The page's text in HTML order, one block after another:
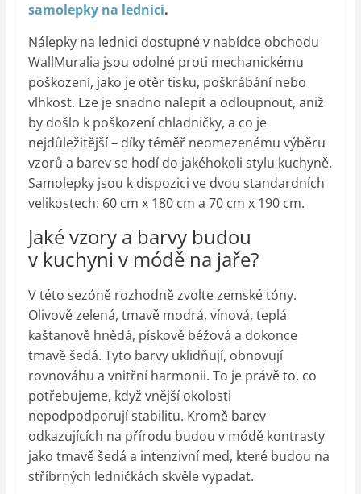
samolepky na lednici.
Nálepky na lednici dostupné v nabídce obchodu
WallMuralia jsou odolné proti mechanickému
poškození, jako je otěr tisku, poškrábání nebo
vlhkost. Lze je snadno nalepit a odloupnout, aniž
by došlo k poškození chladničky, a co je
nejdůležitější – díky téměř neomezenému výběru
vzorů a barev se hodí do jakéhokoli stylu kuchyně.
Samolepky jsou k dispozici ve dvou standardních
velikostech: 60 cm x 180 cm a 70 cm x 190 cm.
Jaké vzory a barvy budou
v kuchyni v módě na jaře?
V této sezóně rozhodně zvolte zemské tóny.
Olivově zelená, tmavě modrá, vínová, teplá
kaštanově hnědá, pískově béžová a dokonce
tmavě šedá. Tyto barvy uklidňují, obnovují
rovnováhu a vnitřní harmonii. To je právě to, co
potřebujeme, když vnější okolosti
nepodpodporují stabilitu. Kromě barev
odkazujících na přírodu budou v módě kontrasty
jako tmavě šedá a intenzivní med, které budou na
stříbrných ledničkách skvěle vypadat.